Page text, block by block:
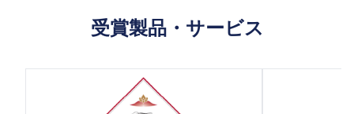
受賞製品・サービス